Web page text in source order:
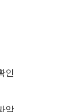
인
악